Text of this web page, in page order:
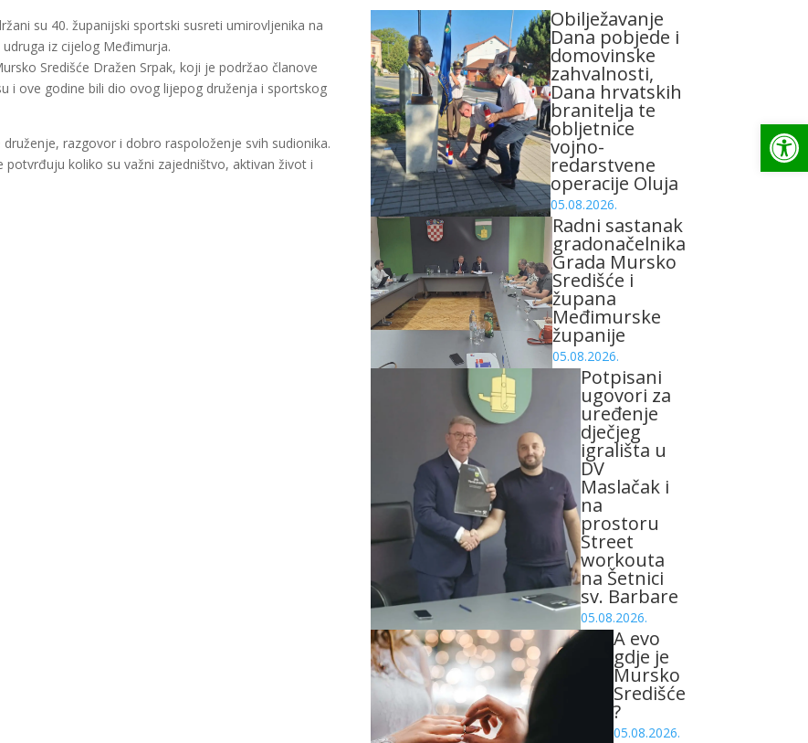
su 40. županijski sportski susreti umirovljenika na
iz cijelog Međimurja.
Središće Dražen Srpak, koji je podržao članove
i ove godine bili dio ovog lijepog druženja i sportskog
razgovor i dobro raspoloženje svih sudionika.
koliko su važni zajedništvo, aktivan život i
Obilježavanje
Dana pobjede i
domovinske
zahvalnosti,
Dana hrvatskih
branitelja te
obljetnice
vojno-
redarstvene
operacije Oluja
05.08.2026.
Radni sastanak
gradonačelnika
Grada Mursko
Središće i
župana
Međimurske
županije
05.08.2026.
Potpisani
ugovori za
uređenje
dječjeg
igrališta u
DV
Maslačak i
na
prostoru
Street
workouta
na Šetnici
sv. Barbare
05.08.2026.
A evo
gdje je
Mursko
Središće
?
05.08.2026.